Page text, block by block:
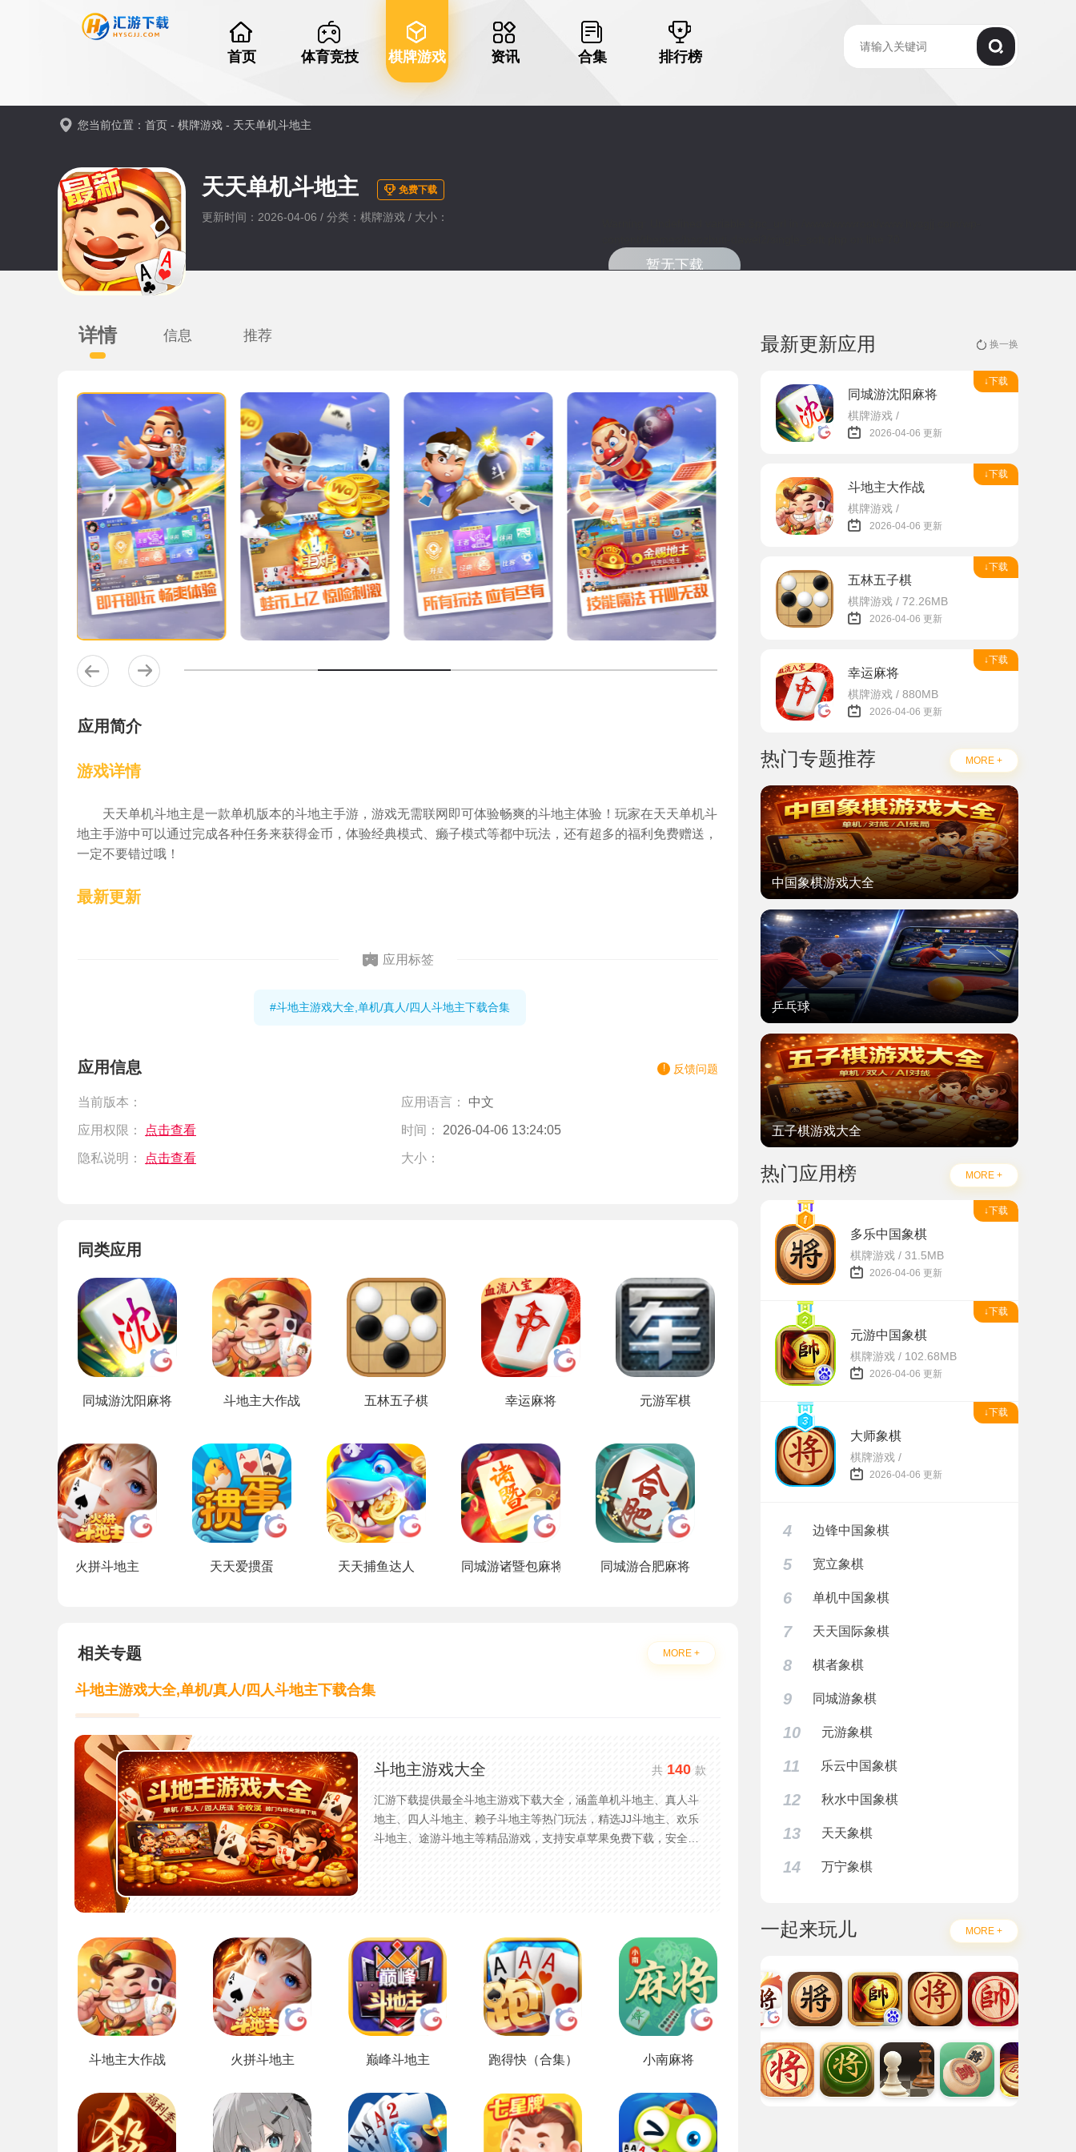
首页 体育竞技 棋牌游戏 资讯 合集 排行榜
您当前位置： 首页 - 棋牌游戏 - 天天单机斗地主
天天单机斗地主 免费下载
更新时间：2026-04-06 / 分类：棋牌游戏 / 大小：
暂无下载
详情 信息 推荐
应用简介
游戏详情
天天单机斗地主是一款单机版本的斗地主手游，游戏无需联网即可体验畅爽的斗地主体验！玩家在天天单机斗
地主手游中可以通过完成各种任务来获得金币，体验经典模式、癞子模式等都中玩法，还有超多的福利免费赠送，
一定不要错过哦！
最新更新
应用标签
#斗地主游戏大全,单机/真人/四人斗地主下载合集
应用信息 反馈问题
当前版本： 应用语言： 中文
应用权限： 点击查看 时间： 2026-04-06 13:24:05
隐私说明： 点击查看 大小：
同类应用
同城游沈阳麻将 斗地主大作战 五林五子棋 幸运麻将 元游军棋
火拼斗地主 天天爱掼蛋 天天捕鱼达人 同城游诸暨包麻将 同城游合肥麻将
相关专题 MORE +
斗地主游戏大全,单机/真人/四人斗地主下载合集
斗地主游戏大全 共140 款
汇游下载提供最全斗地主游戏下载大全，涵盖单机斗地主、真人斗
地主、四人斗地主、赖子斗地主等热门玩法，精选JJ斗地主、欢乐
斗地主、途游斗地主等精品游戏，支持安卓苹果免费下载，安全稳
斗地主大作战 火拼斗地主 巅峰斗地主 跑得快（合集） 小南麻将
最新更新应用 换一换
↓下载
同城游沈阳麻将
棋牌游戏 /
2026-04-06 更新
↓下载
斗地主大作战
棋牌游戏 /
2026-04-06 更新
↓下载
五林五子棋
棋牌游戏 / 72.26MB
2026-04-06 更新
↓下载
幸运麻将
棋牌游戏 / 880MB
2026-04-06 更新
热门专题推荐 MORE +
中国象棋游戏大全
乒乓球
五子棋游戏大全
热门应用榜 MORE +
↓下载
多乐中国象棋
棋牌游戏 / 31.5MB
2026-04-06 更新
↓下载
元游中国象棋
棋牌游戏 / 102.68MB
2026-04-06 更新
↓下载
大师象棋
棋牌游戏 /
2026-04-06 更新
4 边锋中国象棋
5 宽立象棋
6 单机中国象棋
7 天天国际象棋
8 棋者象棋
9 同城游象棋
10 元游象棋
11 乐云中国象棋
12 秋水中国象棋
13 天天象棋
14 万宁象棋
一起来玩儿 MORE +